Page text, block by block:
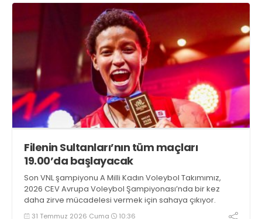
Filenin Sultanları’nın tüm maçları
19.00’da başlayacak
Son VNL şampiyonu A Milli Kadın Voleybol Takımımız,
2026 CEV Avrupa Voleybol Şampiyonası’nda bir kez
daha zirve mücadelesi vermek için sahaya çıkıyor.
31 Temmuz 2026 Cuma 10:36